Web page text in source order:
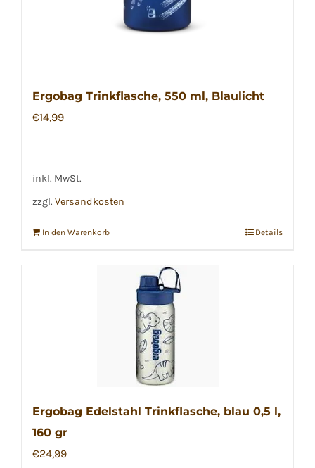
Ergobag Trinkflasche, 550 ml, Blaulicht
€14,99
inkl. MwSt.
zzgl. Versandkosten
In den Warenkorb Details
Ergobag Edelstahl Trinkflasche, blau 0,5 l,
160 gr
€24,99